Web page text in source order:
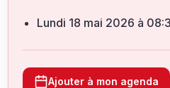
lundi 18 mai 2026 à
Ajouter à mon agenda